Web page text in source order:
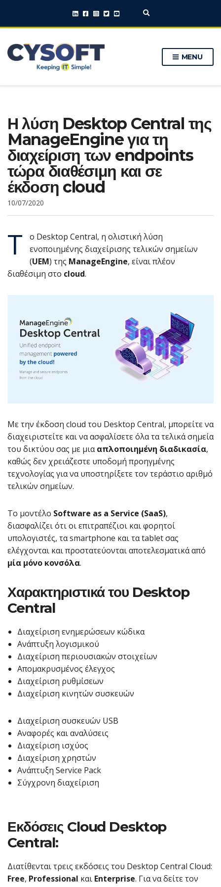
E
p
a
f
o
r
MENU
Η λύση Desktop Central της
ManageEngine για τη
διαχείριση των endpoints
τώρα διαθέσιμη και σε
έκδοση cloud
10/07/2020
Τ
ο Desktop Central, η ολιστική λύση
ενοποιημένης διαχείρισης τελικών σημείων
(UEM) της ManageEngine, είναι πλέον
διαθέσιμη στο cloud.
Με την έκδοση cloud του Desktop Central, μπορείτε να
διαχειριστείτε και να ασφαλίσετε όλα τα τελικά σημεία
του δικτύου σας με μιααπλοποιημένη διαδικασία,
καθώς δεν χρειάζεστε υποδομή προηγμένης
τεχνολογίας για να υποστηρίξετε τον τεράστιο αριθμό
τελικών σημείων.
Το μοντέλο Software as a Service (SaaS),
διασφαλίζει ότι οι επιτραπέζιοι και φορητοί
υπολογιστές, τα smartphone και τα tablet σας
ελέγχονται και προστατεύονται αποτελεσματικά από
μία μόνο κονσόλα.
Χαρακτηριστικά του Desktop
Central
Διαχείριση ενημερώσεων κώδικα
Ανάπτυξη λογισμικού
Διαχείριση περιουσιακών στοιχείων
Απομακρυσμένος έλεγχος
Διαχείριση ρυθμίσεων
Διαχείριση κινητών συσκευών
Διαχείριση συσκευών USB
Αναφορές και αναλύσεις
Διαχείριση ισχύος
Διαχείριση χρηστών
Ανάπτυξη Service Pack
Σύγχρονη διαχείριση
Εκδόσεις Cloud Desktop
Central:
Διατίθενται τρεις εκδόσεις του Desktop Central Cloud:
Free, Professional και Enterprise. Για να δείτε τον